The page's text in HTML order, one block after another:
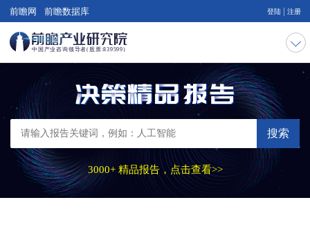
前瞻网 前瞻数据库 登陆 注册
搜索
3000+ 精品报告，点击查看>>